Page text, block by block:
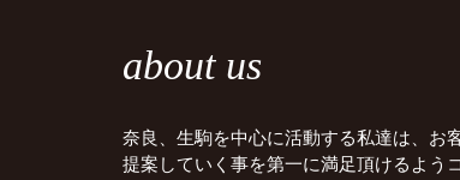
about us
奈良、生駒を中心に活動する私達は、お
提案していく事を第一に満足頂けるよう